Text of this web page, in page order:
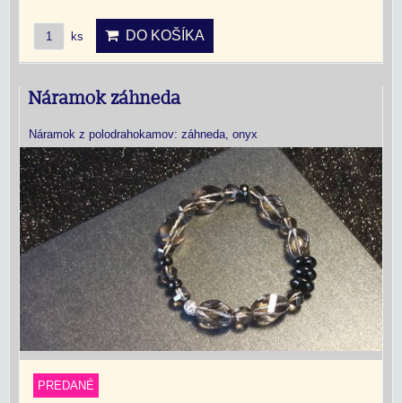
ks DO KOŠÍKA
Náramok záhneda
Náramok z polodrahokamov: záhneda, onyx
PREDANÉ